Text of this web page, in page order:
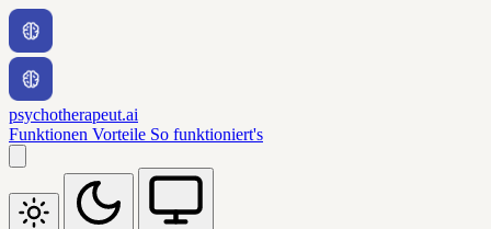
psychotherapeut.ai
Funktionen Vorteile So funktioniert's